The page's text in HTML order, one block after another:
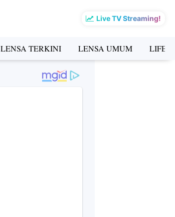
Live TV Streaming!
LENSA TERKINI LENSA UMUM